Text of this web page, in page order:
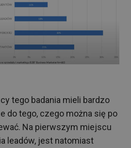
tego badania mieli bardzo
do tego, czego można się po
Na pierwszym miejscu
leadów, jest natomiast